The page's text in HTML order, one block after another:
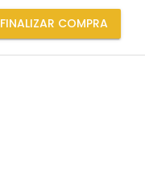
FINALIZAR COMPRA